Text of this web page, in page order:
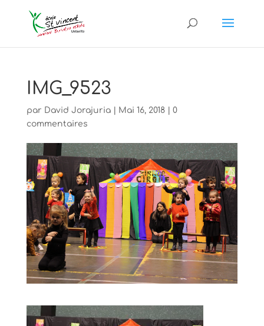
IMG_9523
par David Jorajuria| Mai 16, 2018| 0
commentaires